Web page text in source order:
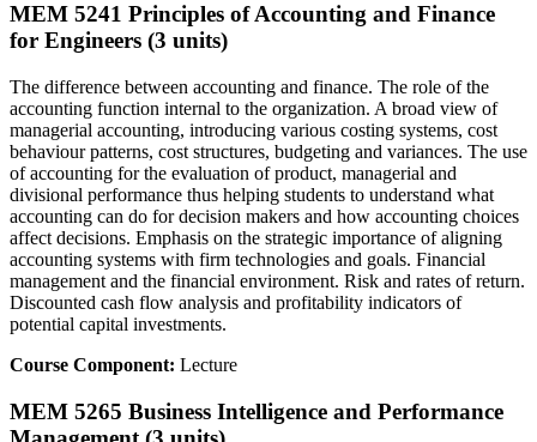
MEM 5241 Principles of Accounting and Finance
for Engineers (3 units)
The difference between accounting and finance. The role of the
accounting function internal to the organization. A broad view of
managerial accounting, introducing various costing systems, cost
behaviour patterns, cost structures, budgeting and variances. The use
of accounting for the evaluation of product, managerial and
divisional performance thus helping students to understand what
accounting can do for decision makers and how accounting choices
affect decisions. Emphasis on the strategic importance of aligning
accounting systems with firm technologies and goals. Financial
management and the financial environment. Risk and rates of return.
Discounted cash flow analysis and profitability indicators of
potential capital investments.
Course Component: Lecture
MEM 5265 Business Intelligence and Performance